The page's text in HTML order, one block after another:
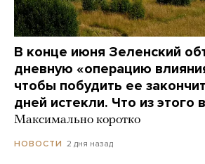
В конце июня Зеленский
дневную «операцию
чтобы побудить ее
дней истекли. Что из этого
Максимально коротко
НОВОСТИ 2 дня назад